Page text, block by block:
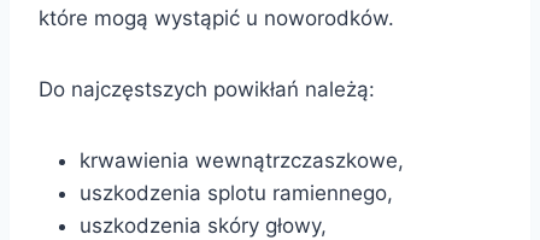
które mogą wystąpić u noworodków.
Do najczęstszych powikłań należą:
krwawienia wewnątrzczaszkowe,
uszkodzenia splotu ramiennego,
uszkodzenia skóry głowy,